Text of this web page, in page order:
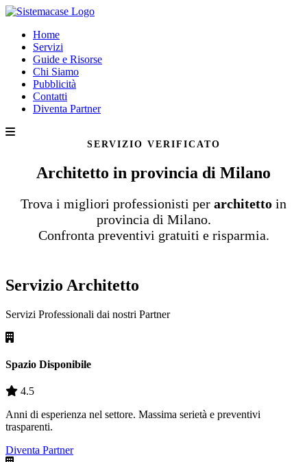
Home
Servizi
Guide e Risorse
Chi Siamo
Pubblicità
Contatti
Diventa Partner
SERVIZIO VERIFICATO
Architetto in provincia di Milano
Trova i migliori professionisti per architetto in
provincia di Milano.
Confronta preventivi gratuiti e risparmia.
Servizio Architetto
Servizi Professionali dai nostri Partner
Spazio Disponibile
4.5
Anni di esperienza nel settore. Massima serietà e preventivi
trasparenti.
Diventa Partner